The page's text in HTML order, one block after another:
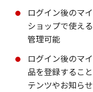
ログイン後のマ
ショップで使え
管理可能
ログイン後のマ
品を登録するこ
テンツやお知ら